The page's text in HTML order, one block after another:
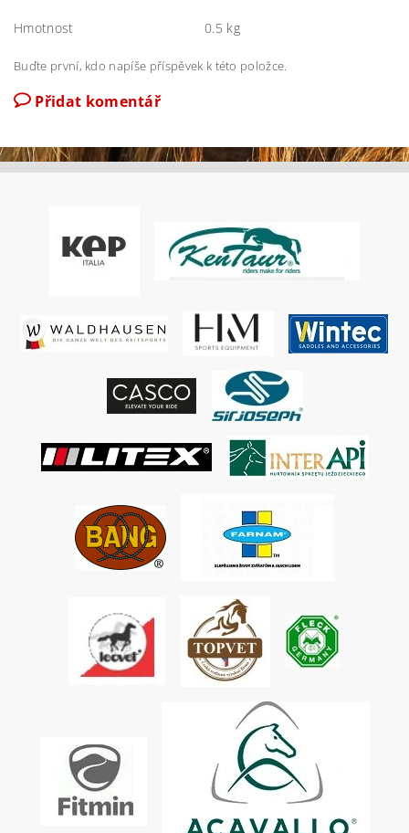
Hmotnost 0.5 kg
Buďte první, kdo napíše příspěvek k této položce.
Přidat komentář